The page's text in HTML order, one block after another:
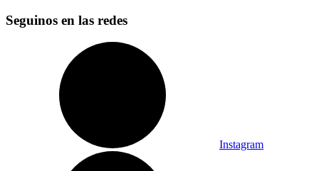
Seguinos en las redes
Instagram